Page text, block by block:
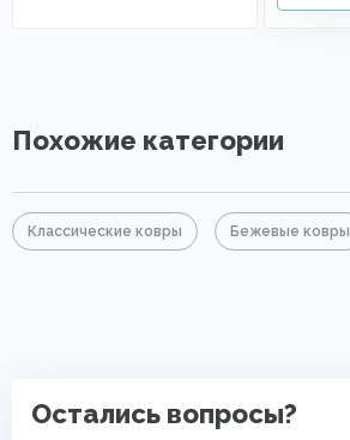
Похожие категории
Классические ковры Бежевые ковры
Ковровые дорожки для дома
Остались вопросы?